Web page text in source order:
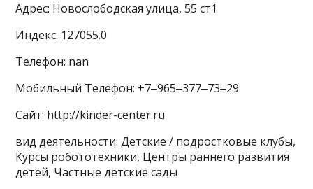
Адрес: Новослободская улица, 55 ст1
Индекс: 127055.0
Телефон: nan
Мобильный Телефон: +7‒965‒377‒73‒29
Сайт: http://kinder-center.ru
вид деятельности: Детские / подростковые клубы,
Курсы робототехники, Центры раннего развития
детей, Частные детские сады